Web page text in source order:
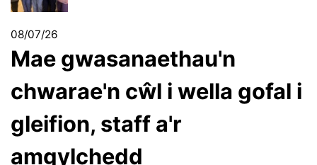
08/07/26
Mae gwasanaethau'n
chwarae'n cŵl i wella gofal i
gleifion, staff a'r
amgylchedd